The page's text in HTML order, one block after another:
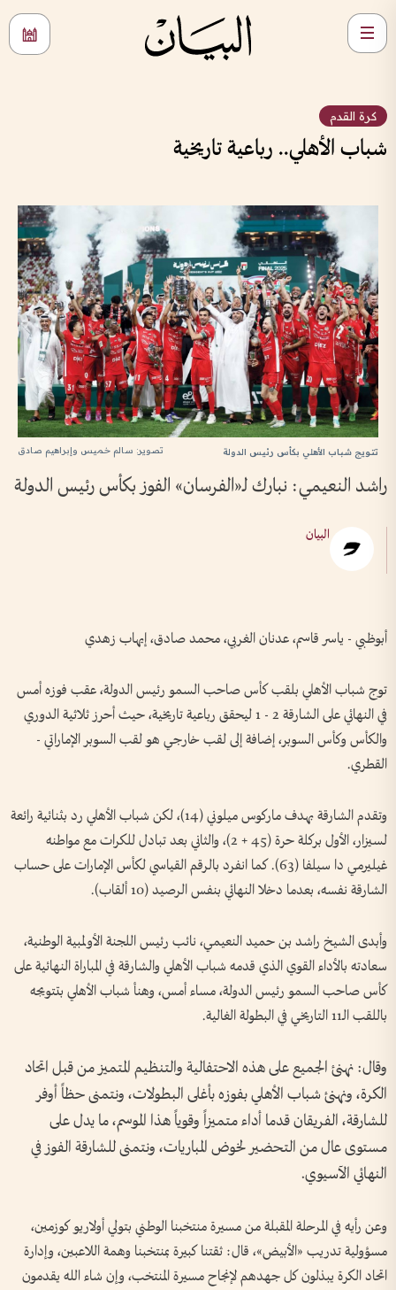
كرة القدم
شباب الأهلي.. رباعية تاريخية
تصوير: سالم خميس وإبراهيم صادق تتويج شباب الأهلي بكأس رئيس الدولة
راشد النعيمي: نبارك لـ«الفرسان» الفوز بكأس رئيس الدولة
البيان
أبوظبي - ياسر قاسم، عدنان الغربي، محمد صادق، إيهاب زهدي
توج شباب الأهلي بلقب كأس صاحب السمو رئيس الدولة، عقب فوزه أمس
في النهائي على الشارقة 2 - 1 ليحقق رباعية تاريخية، حيث أحرز ثلاثية الدوري
والكأس وكأس السوبر، إضافة إلى لقب خارجي هو لقب السوبر الإماراتي -
القطري.
وتقدم الشارقة بهدف ماركوس ميلوني (14)، لكن شباب الأهلي رد بثنائية رائعة
لسيزار، الأول بركلة حرة (45 + 2)، والثاني بعد تبادل للكرات مع مواطنه
غيليرمي دا سيلفا (63). كما انفرد بالرقم القياسي لكأس الإمارات على حساب
الشارقة نفسه، بعدما دخلا النهائي بنفس الرصيد (10 ألقاب).
وأبدى الشيخ راشد بن حميد النعيمي، نائب رئيس اللجنة الأولمبية الوطنية،
سعادته بالأداء القوي الذي قدمه شباب الأهلي والشارقة في المباراة النهائية على
كأس صاحب السمو رئيس الدولة، مساء أمس، وهنأ شباب الأهلي بتتويجه
باللقب الـ11 التاريخي في البطولة الغالية.
وقال: نهنئ الجميع على هذه الاحتفالية والتنظيم المتميز من قبل اتحاد
الكرة، ونهنئ شباب الأهلي بفوزه بأغلى البطولات، ونتمنى حظاً أوفر
للشارقة، الفريقان قدما أداء متميزاً وقوياً هذا الموسم، ما يدل على
مستوى عال من التحضير لخوض المباريات، ونتمنى للشارقة الفوز في
النهائي الآسيوي.
وعن رأيه في المرحلة المقبلة من مسيرة منتخبنا الوطني بتولي أولاريو كوزمين،
مسؤولية تدريب «الأبيض»، قال: ثقتنا كبيرة بمنتخبنا وهمة اللاعبين، وإدارة
اتحاد الكرة يبذلون كل جهدهم لإنجاح مسيرة المنتخب، وإن شاء الله يقدمون